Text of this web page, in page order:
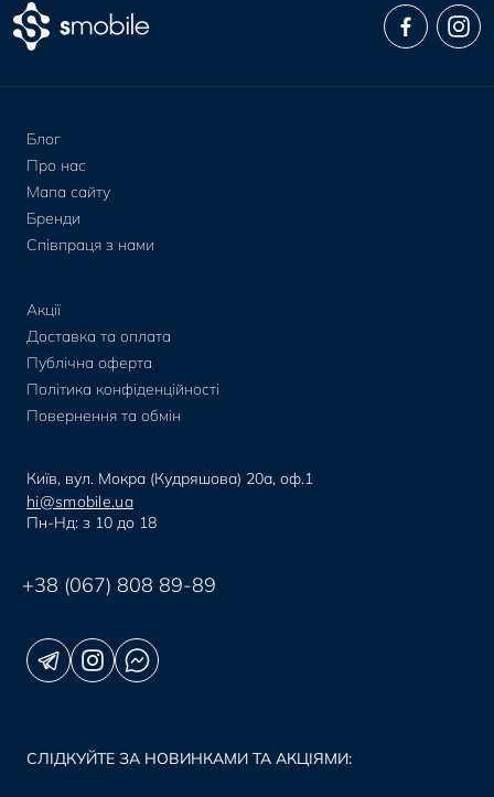
Блог
Про нас
Мапа сайту
Бренди
Співпраця з нами
Акції
Доставка та оплата
Публічна оферта
Політика конфіденційності
Повернення та обмін
Київ, вул. Мокра (Кудряшова) 20а, оф.1
hi@smobile.ua
Пн-Нд: з 10 до 18
+38 (067) 808 89-89
СЛІДКУЙТЕ ЗА НОВИНКАМИ ТА АКЦІЯМИ: